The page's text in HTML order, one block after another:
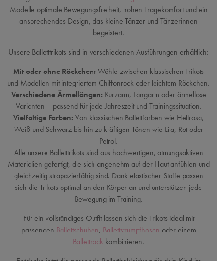
Modelle optimale Bewegungsfreiheit, hohen Tragekomfort und ein
ansprechendes Design, das kleine Tänzer und Tänzerinnen
begeistert.
Unsere Balletttrikots sind in verschiedenen Ausführungen erhältlich:
Mit oder ohne Röckchen: Wähle zwischen klassischen Trikots
und Modellen mit integriertem Chiffonrock oder leichtem Röckchen.
Verschiedene Ärmellängen: Kurzarm, Langarm oder ärmellose
Varianten – passend für jede Jahreszeit und Trainingssituation.
Vielfältige Farben: Von klassischen Ballettfarben wie Hellrosa,
Weiß und Schwarz bis hin zu kräftigen Tönen wie Lila, Rot oder
Petrol.
Alle unsere Balletttrikots sind aus hochwertigen, atmungsaktiven
Materialien gefertigt, die sich angenehm auf der Haut anfühlen und
gleichzeitig strapazierfähig sind. Dank elastischer Stoffe passen
sich die Trikots optimal an den Körper an und unterstützen jede
Bewegung im Training.
Für ein vollständiges Outfit lassen sich die Trikots ideal mit
passenden Ballettschuhen, Ballettstrumpfhosen oder einem
Ballettrock kombinieren.